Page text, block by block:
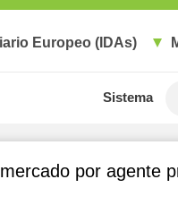
Europeo (IDAs)
Sistema
por agente